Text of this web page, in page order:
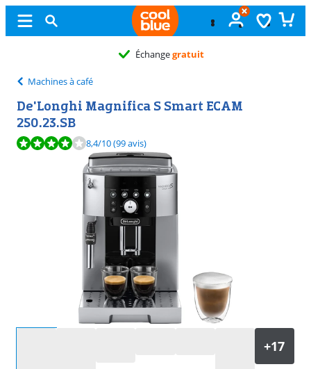
Échangegratuit
Machines à café
De'Longhi Magnifica S Smart ECAM
250.23.SB
La note est de 8,4 sur 10, basée sur 99 avis.
8,4/10(99 avis)